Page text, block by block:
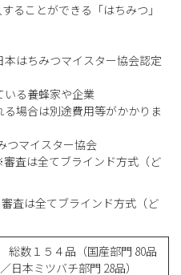
ることができる「はちみつ」
はちみつマイスター協会認定
いる養蜂家や企業
場合は別途費用等がかかりま
つマイスター協会
査は全てブラインド方式（ど
査は全てブラインド方式（ど
数１５４品（国産部門 80品
日本ミツバチ部門 28品）